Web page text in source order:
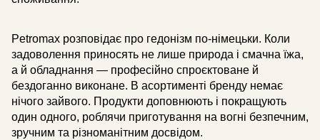
Petromax розповідає про гедонізм по-німецьки. Коли
задоволення приносять не лише природа і смачна їжа,
а й обладнання — професійно спроєктоване й
бездоганно виконане. В асортименті бренду немає
нічого зайвого. Продукти доповнюють і покращують
один одного, роблячи приготування на вогні безпечним,
зручним та різноманітним досвідом.